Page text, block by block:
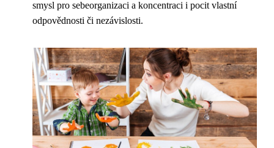
smysl pro sebeorganizaci a koncentraci i pocit vlastní
odpovědnosti či nezávislosti.